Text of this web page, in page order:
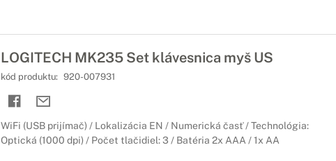
LOGITECH MK235 Set klávesnica myš US
kód produktu: 920-007931
WiFi (USB prijímač) / Lokalizácia EN / Numerická časť / Technológia:
Optická (1000 dpi) / Počet tlačidiel: 3 / Batéria 2x AAA / 1x AA